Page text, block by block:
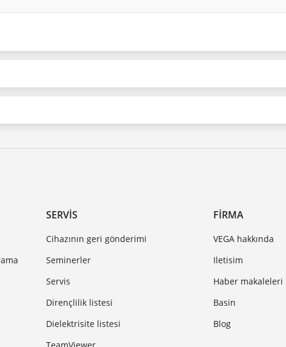
SERVIS
Cihazının geri gönderimi
Seminerler
Servis
Dirençlilik listesi
Dielektrisite listesi
FIRMA
VEGA hakkında
Iletisim
Haber makaleleri
Basin
Blog